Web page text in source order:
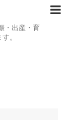
・出産・育
。